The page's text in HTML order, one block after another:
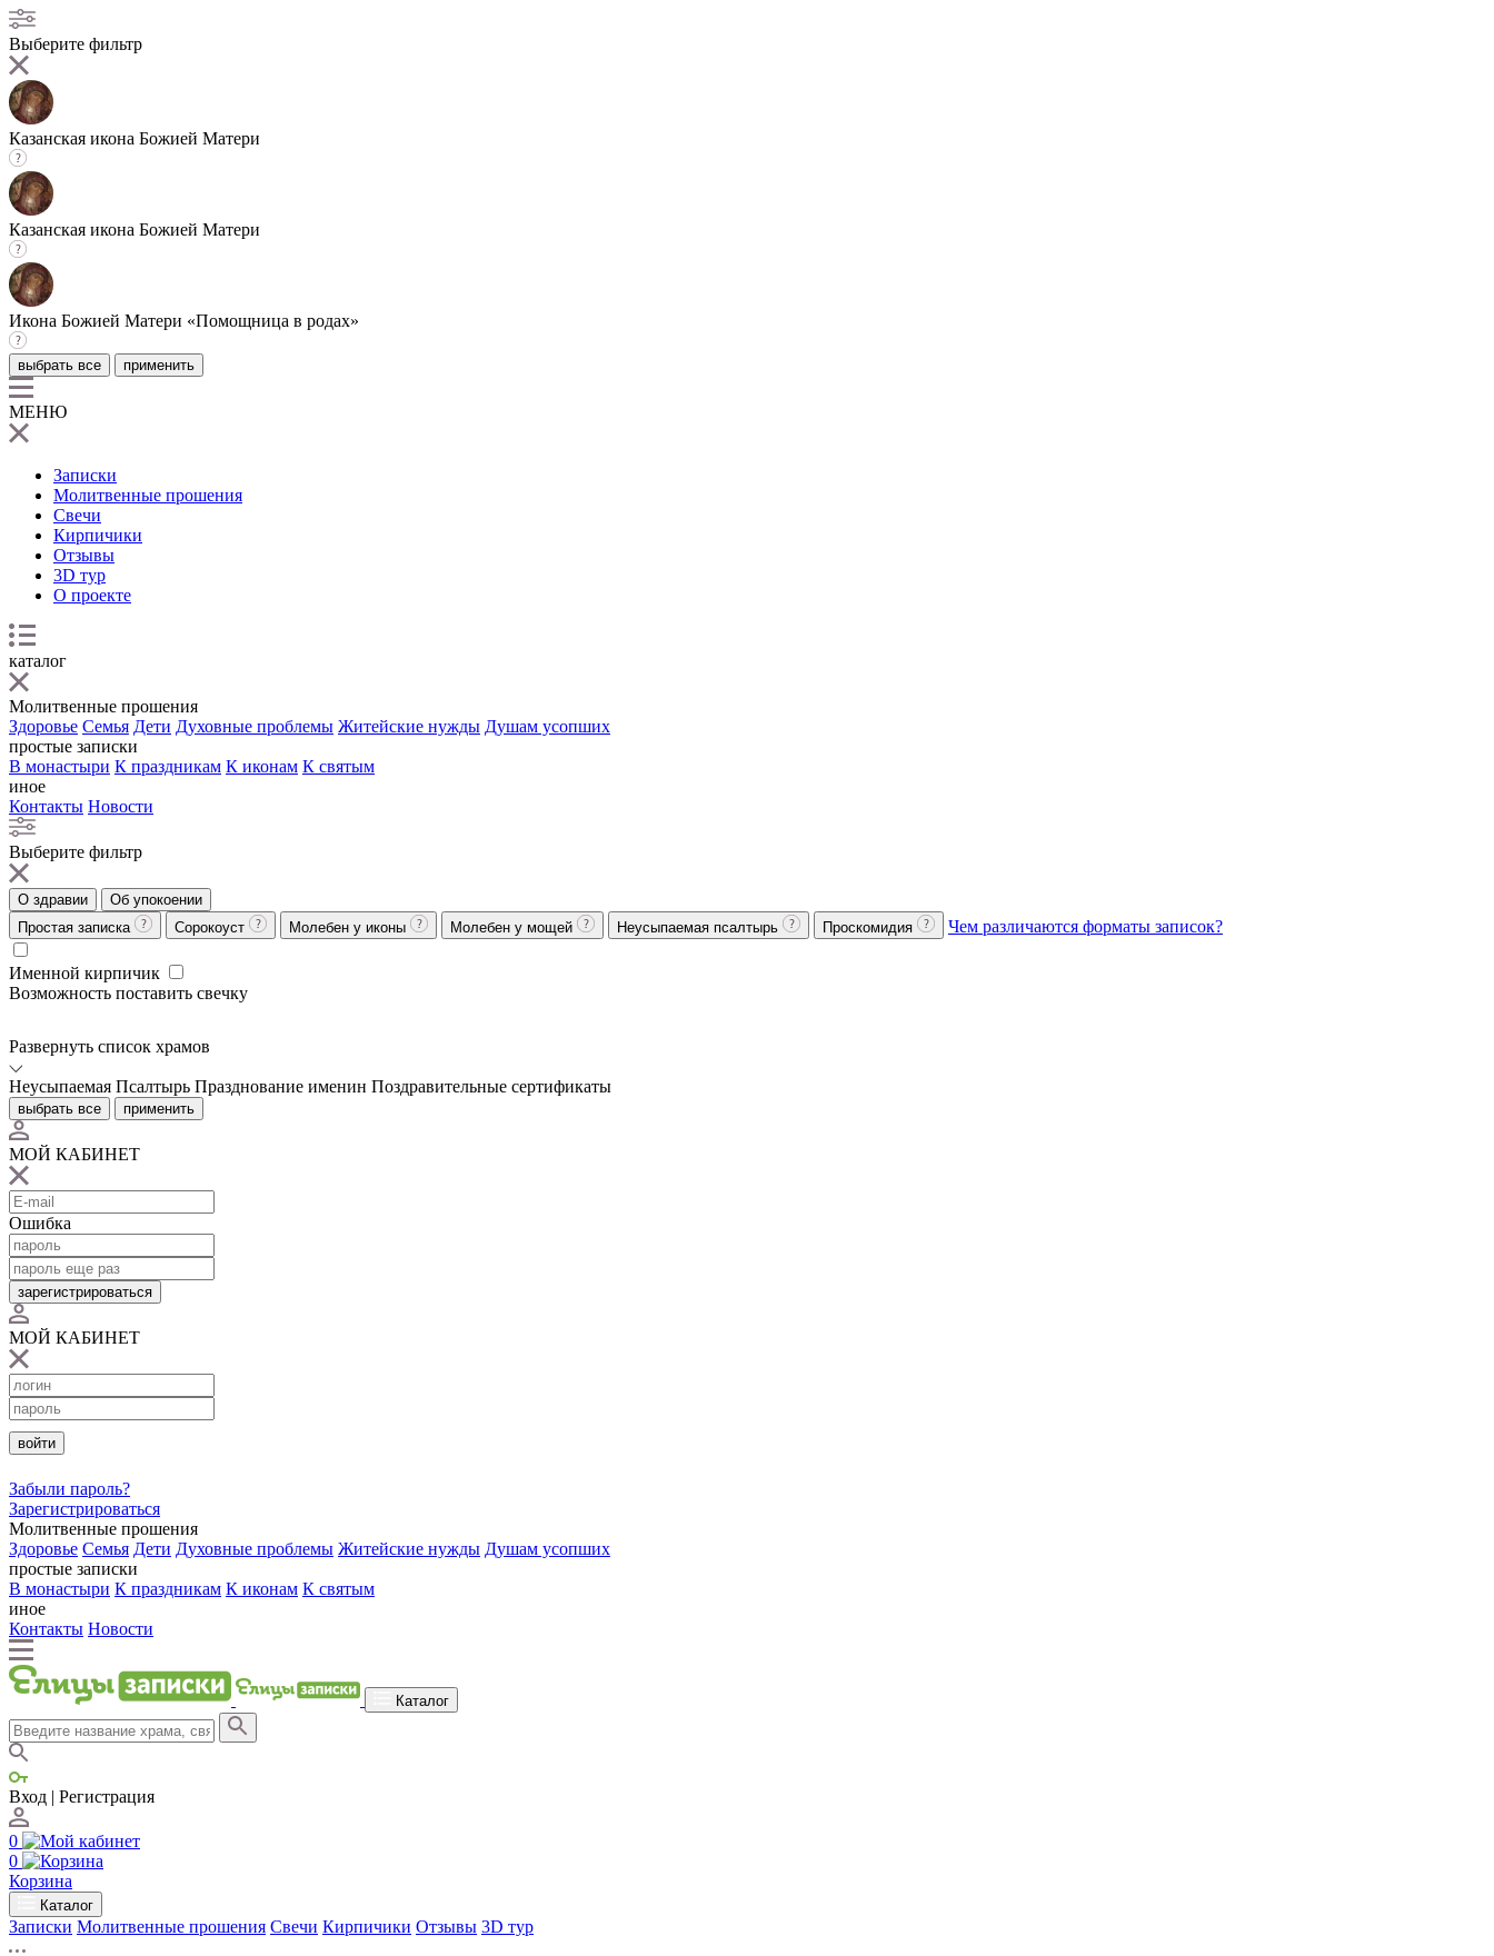
Выберите фильтр
Казанская икона Божией Матери
Казанская икона Божией Матери
Икона Божией Матери «Помощница в родах»
выбрать все применить
МЕНЮ
Записки
Молитвенные прошения
Свечи
Кирпичики
Отзывы
3D тур
О проекте
каталог
Молитвенные прошения
Здоровье Семья Дети Духовные проблемы Житейские нужды Душам усопших
простые записки
В монастыри К праздникам К иконам К святым
иное
Контакты Новости
Выберите фильтр
О здравии
Об упокоении
Простая записка
Сорокоуст Молебен у иконы Молебен у мощей Неусыпаемая псалтырь Проскомидия Чем различаются форматы записок?
Именной кирпичик
Возможность поставить свечку
Развернуть список храмов
Неусыпаемая Псалтырь Празднование именин Поздравительные сертификаты
выбрать все применить
МОЙ КАБИНЕТ
Ошибка
зарегистрироваться
МОЙ КАБИНЕТ
войти
Забыли пароль?
Зарегистрироваться
Молитвенные прошения
Здоровье Семья Дети Духовные проблемы Житейские нужды Душам усопших
простые записки
В монастыри К праздникам К иконам К святым
иное
Контакты Новости
Каталог
Вход | Регистрация
0
0
Корзина
Каталог
Записки Молитвенные прошения Свечи Кирпичики Отзывы 3D тур